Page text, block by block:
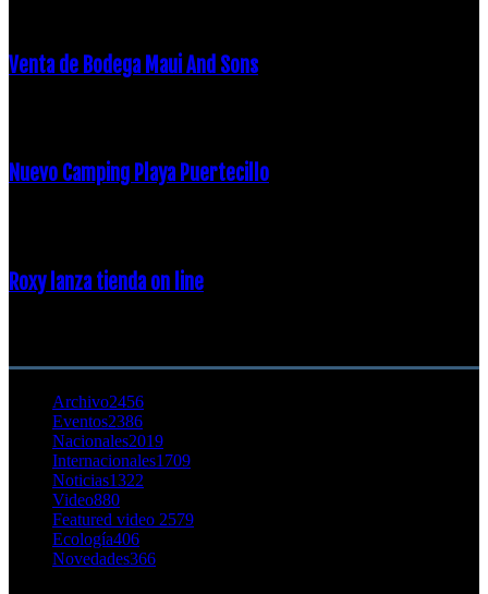
Venta de Bodega Maui And Sons
Nuevo Camping Playa Puertecillo
Roxy lanza tienda on line
Archivo2456
Eventos2386
Nacionales2019
Internacionales1709
Noticias1322
Video880
Featured video 2579
Ecología406
Novedades366